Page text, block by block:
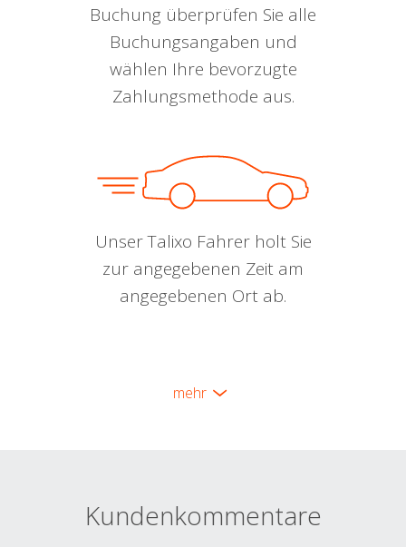
Buchung überprüfen Sie alle
Buchungsangaben und
wählen Ihre bevorzugte
Zahlungsmethode aus.
Unser Talixo Fahrer holt Sie
zur angegebenen Zeit am
angegebenen Ort ab.
mehr
Kundenkommentare